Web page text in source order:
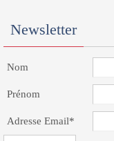
Newsletter
Nom
Prénom
Adresse Email*